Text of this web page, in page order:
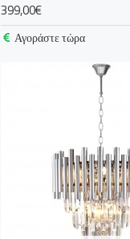
399,00€
Αγοράστε τώρα